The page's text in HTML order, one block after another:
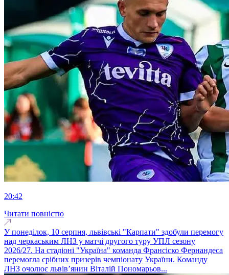
20:42
Читати повністю
У понеділок, 10 серпня, львівські "Карпати" здобули перемогу
над черкаським ЛНЗ у матчі другого туру УПЛ сезону
2026/27. На стадіоні "Україна" команда Франсіско Фернандеса
перемогла срібних призерів чемпіонату України. Команду
ЛНЗ очолює львів’янин Віталій Пономарьов...